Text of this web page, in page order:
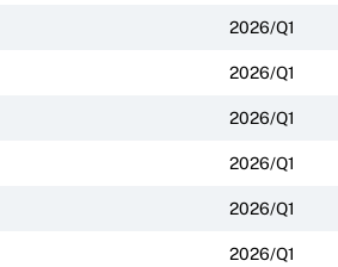
2026/Q1
2026/Q1
2026/Q1
2026/Q1
2026/Q1
2026/Q1